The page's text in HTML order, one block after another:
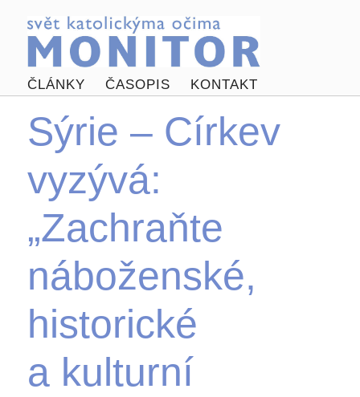
ČLÁNKY ČASOPIS KONTAKT
Sýrie – Církev
vyzývá:
„Zachraňte
náboženské,
historické
a kulturní